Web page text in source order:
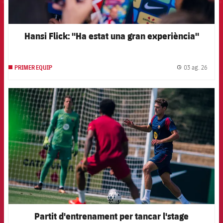
Hansi Flick: "Ha estat una gran experiència"
PRIMER EQUIP 03 ag. 26
FCB Barcelona badge
Partit d'entrenament per tancar l'stage